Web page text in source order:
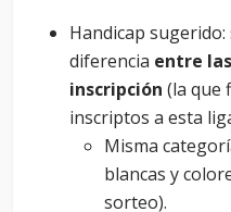
Handicap
diferencia entre
inscripción (la que
inscriptos a esta
Misma
blancas y
sorteo).